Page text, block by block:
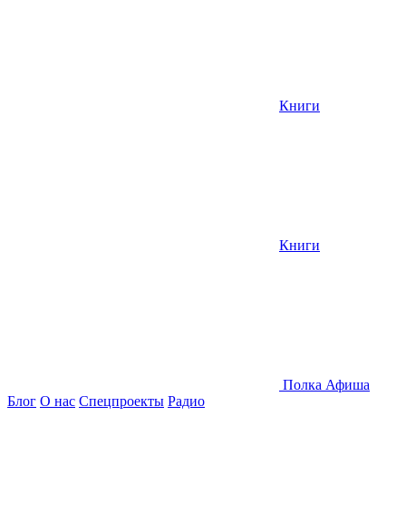
Книги
Книги
Полка Афиша
Блог О нас Спецпроекты Радио